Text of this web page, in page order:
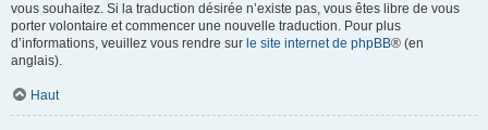
vous souhaitez. Si la traduction désirée n’existe pas, vous êtes libre de vous
porter volontaire et commencer une nouvelle traduction. Pour plus
d’informations, veuillez vous rendre sur le site internet de phpBB® (en
anglais).
Haut